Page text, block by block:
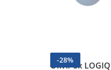
-28%
Okvir 5x LOGIQ